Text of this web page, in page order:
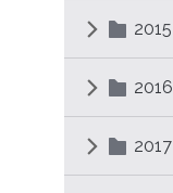
2015
2016
2017